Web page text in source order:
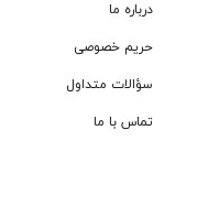
درباره ما
حریم خصوصی
سؤالات متداول
تماس با ما